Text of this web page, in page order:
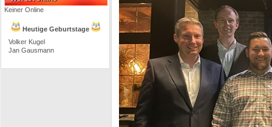
Keiner Online
Heutige Geburtstage
Volker Kugel
Jan Gausmann